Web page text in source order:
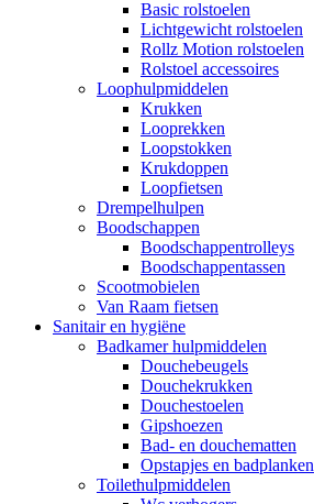
Basic rolstoelen
Lichtgewicht rolstoelen
Rollz Motion rolstoelen
Rolstoel accessoires
Loophulpmiddelen
Krukken
Looprekken
Loopstokken
Krukdoppen
Loopfietsen
Drempelhulpen
Boodschappen
Boodschappentrolleys
Boodschappentassen
Scootmobielen
Van Raam fietsen
Sanitair en hygiëne
Badkamer hulpmiddelen
Douchebeugels
Douchekrukken
Douchestoelen
Gipshoezen
Bad- en douchematten
Opstapjes en badplanken
Toilethulpmiddelen